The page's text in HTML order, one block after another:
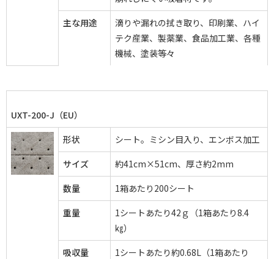
主な用途
滴りや漏れの拭き取り、印刷業、ハイ
テク産業、製薬業、食品加工業、各種
機械、塗装等々
UXT-200-J（EU）
形状
シート。ミシン目入り、エンボス加工
サイズ
約41cm×51cm、厚さ約2mm
数量
1箱あたり200シート
重量
1シートあたり42ｇ（1箱あたり8.4
㎏）
吸収量
1シートあたり約0.68L（1箱あたり